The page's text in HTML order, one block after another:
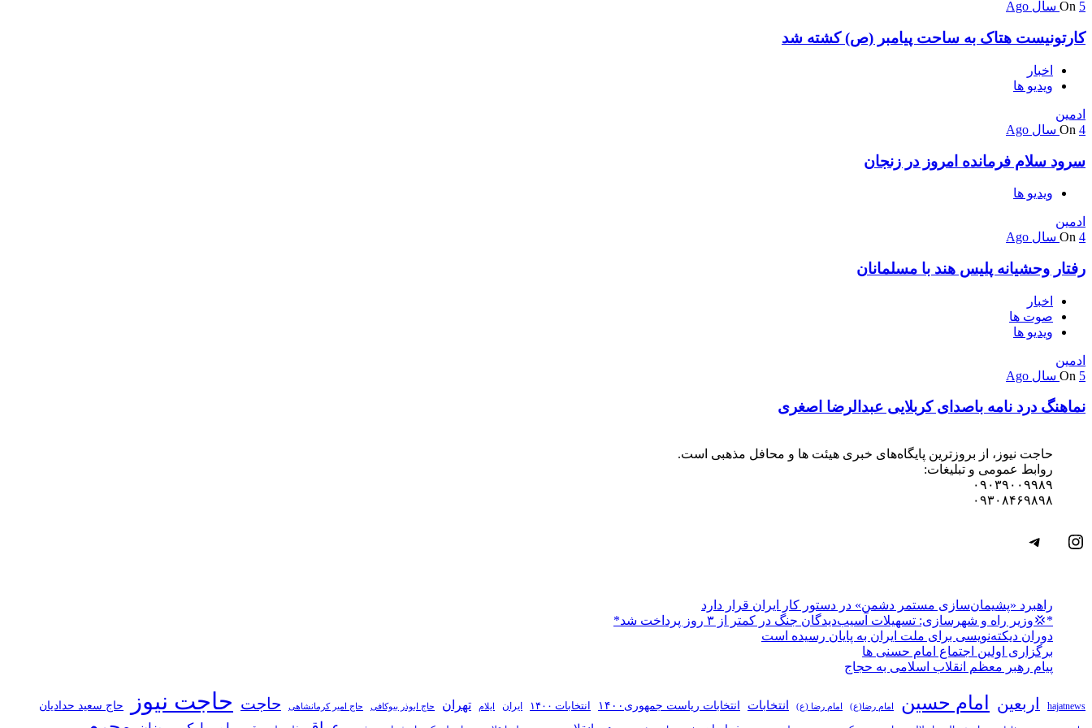
On 5 سال Ago
کارتونیست هتاک به ساحت پیامبر (ص) کشته شد
اخبار
ویدیو ها
ادمین
On 4 سال Ago
سرود سلام فرمانده امروز در زنجان
ویدیو ها
ادمین
On 4 سال Ago
رفتار وحشیانه پلیس هند با مسلمانان
اخبار
صوت ها
ویدیو ها
ادمین
On 5 سال Ago
نماهنگ درد نامه باصدای کربلایی عبدالرضا اصغری
حاجت نیوز، از بروزترین پایگاه‌های خبری هیئت ها و محافل مذهبی است.
روابط عمومی و تبلیغات:
۰۹۰۳۹۰۰۹۹۸۹
۰۹۳۰۸۴۶۹۸۹۸
اینستاگرم
تلگرام
راهبرد «پشیمان‌سازی مستمر دشمن» در دستور کار ایران قرار دارد
*💢وزیر راه و شهرسازی: تسهیلات آسیب‌دیدگان جنگ در کمتر از ۳ روز پرداخت شد*
دوران دیکته‌نویسی برای ملت ایران به پایان رسیده است
برگزاری اولین اجتماع امام حسنی ها
پیام رهبر معظم انقلاب اسلامی به حجاج
hajatnews اربعین امام حسین امام رضا(ع) امام رضا (ع) انتخابات انتخابات ریاست جمهوری۱۴۰۰ انتخابات ۱۴۰۰ ایران ایلام تهران حاج ابوذر بیوکافی حاج امیر کرمانشاهی حاجت حاجت نیوز حاج سعید حدادیان